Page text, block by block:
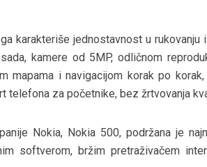
karakteriše jednostavnost u rukovanju
kamere od 5MP, odličnom
mapama i navigacijom korak po
telefona za početnike, bez žrtvovanja
Nokia, Nokia 500, podržana je
softverom, bržim pretraživačem